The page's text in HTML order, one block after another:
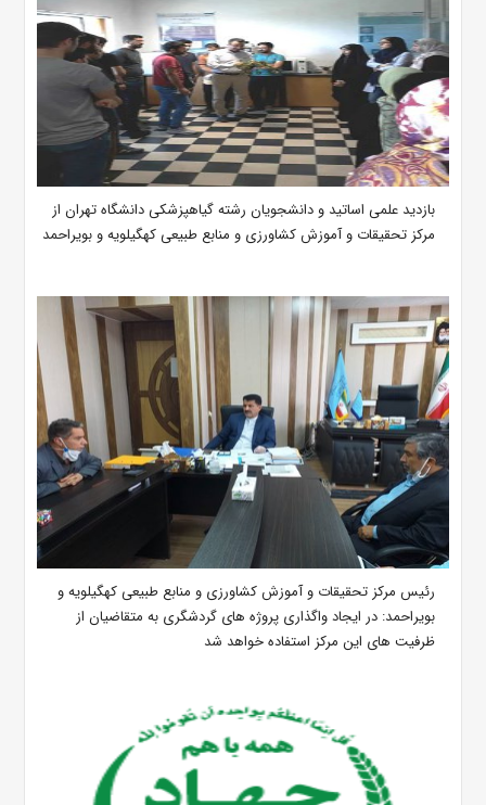
بازدید علمی اساتید و دانشجویان رشته گیاهپزشکی دانشگاه تهران از
مرکز تحقیقات و آموزش کشاورزی و منابع طبیعی کهگیلویه و بویراحمد
رئیس مرکز تحقیقات و آموزش کشاورزی و منابع طبیعی کهگیلویه و
بویراحمد: در ایجاد واگذاری پروژه های گردشگری به متقاضیان از
ظرفیت های این مرکز استفاده خواهد شد